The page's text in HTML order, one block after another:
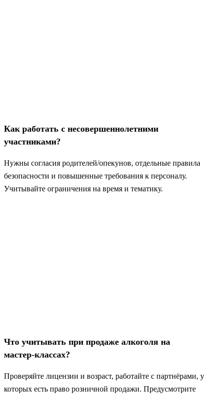
Как работать с несовершеннолетними
участниками?
Нужны согласия родителей/опекунов, отдельные правила
безопасности и повышенные требования к персоналу.
Учитывайте ограничения на время и тематику.
Что учитывать при продаже алкоголя на
мастер‑классах?
Проверяйте лицензии и возраст, работайте с партнёрами, у
которых есть право розничной продажи. Предусмотрите